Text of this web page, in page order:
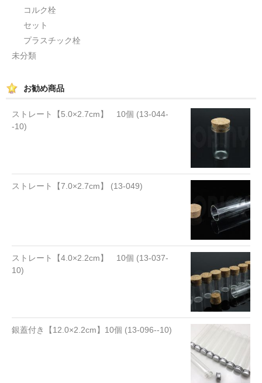
コルク栓
セット
プラスチック栓
未分類
お勧め商品
ストレート【5.0×2.7cm】 10個 (13-044-
-10)
ストレート【7.0×2.7cm】 (13-049)
ストレート【4.0×2.2cm】 10個 (13-037-
10)
銀蓋付き【12.0×2.2cm】10個 (13-096--10)